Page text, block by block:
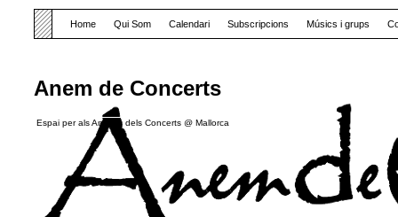
Anem de Concerts
Espai per als Amants dels Concerts @ Mallorca
Home Qui Som Calendari Subscripcions Músics i grups